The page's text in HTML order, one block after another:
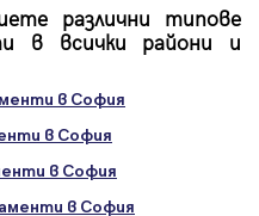
различни типове
в всички райони и
в София
в София
в София
в София